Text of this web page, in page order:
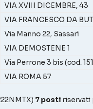
VIA XVIII DICEMBRE, 43
VIA FRANCESCO DA
Via Manno 22, Sassari
VIA DEMOSTENE 1
Via Perrone 3 bis (cod.
VIA ROMA 57
7 posti riservati